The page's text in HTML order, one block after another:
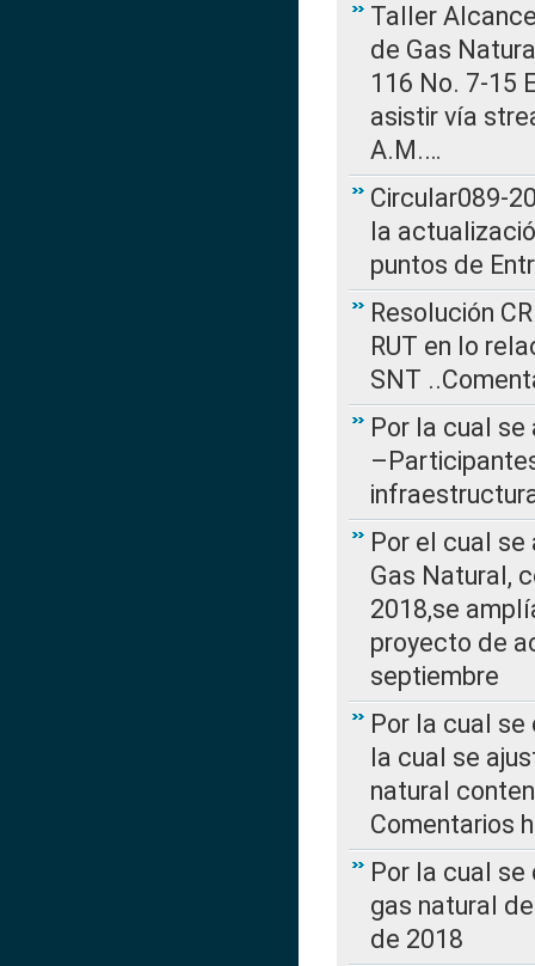
Taller
de Gas
116 No. 7-15
asistir vía
A.M.…
Circular089-
la
puntos de
Resolución
RUT en lo
SNT
Por la cual se
Por el cual
Gas Natural,
2018,se
proyecto de
septiembre
Por la cual se
la cual se
natural
Comentarios
Por la cual
gas natural
de 2018